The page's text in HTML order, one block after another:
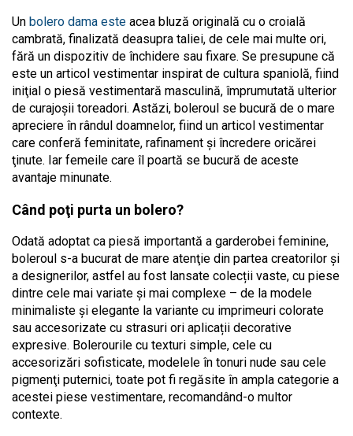
Un bolero dama este acea bluză originală cu o croială
cambrată, finalizată deasupra taliei, de cele mai multe ori,
fără un dispozitiv de închidere sau fixare. Se presupune că
este un articol vestimentar inspirat de cultura spaniolă, fiind
iniţial o piesă vestimentară masculină, împrumutată ulterior
de curajoşii toreadori. Astăzi, boleroul se bucură de o mare
apreciere în rândul doamnelor, fiind un articol vestimentar
care conferă feminitate, rafinament și încredere oricărei
ţinute. Iar femeile care îl poartă se bucură de aceste
avantaje minunate.
Când poţi purta un bolero?
Odată adoptat ca piesă importantă a garderobei feminine,
boleroul s-a bucurat de mare atenţie din partea creatorilor şi
a designerilor, astfel au fost lansate colecții vaste, cu piese
dintre cele mai variate şi mai complexe – de la modele
minimaliste și elegante la variante cu imprimeuri colorate
sau accesorizate cu strasuri ori aplicații decorative
expresive. Bolerourile cu texturi simple, cele cu
accesorizări sofisticate, modelele în tonuri nude sau cele
pigmenţi puternici, toate pot fi regăsite în ampla categorie a
acestei piese vestimentare, recomandând-o multor
contexte.